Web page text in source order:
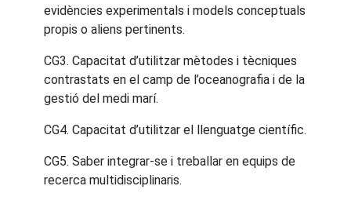
evidències experimentals i models conceptuals
propis o aliens pertinents.
CG3. Capacitat d’utilitzar mètodes i tècniques
contrastats en el camp de l’oceanografia i de la
gestió del medi marí.
CG4. Capacitat d’utilitzar el llenguatge científic.
CG5. Saber integrar-se i treballar en equips de
recerca multidisciplinaris.